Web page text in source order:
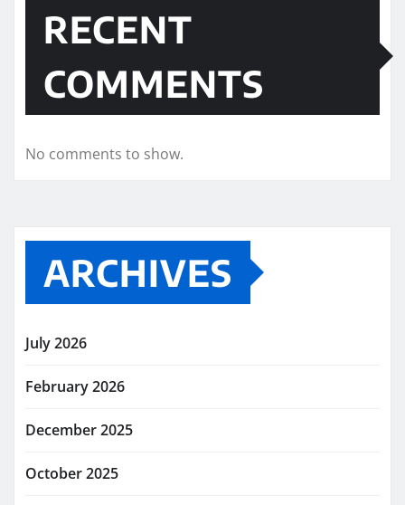
RECENT
COMMENTS
No comments to show.
ARCHIVES
July 2026
February 2026
December 2025
October 2025